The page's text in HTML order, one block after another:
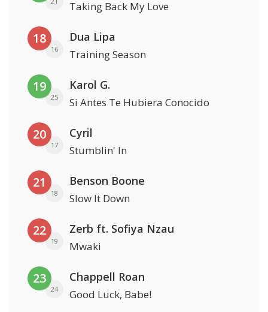
Taking Back My Love
18
16
Dua Lipa
Training Season
19
25
Karol G.
Si Antes Te Hubiera Conocido
20
17
Cyril
Stumblin' In
21
18
Benson Boone
Slow It Down
22
19
Zerb ft. Sofiya Nzau
Mwaki
23
24
Chappell Roan
Good Luck, Babe!